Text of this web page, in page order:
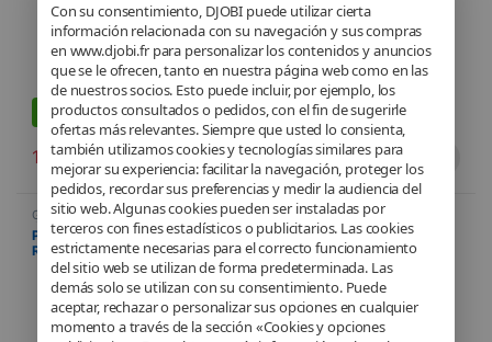
Con su consentimiento, DJOBI puede utilizar cierta
información relacionada con su navegación y sus compras
en www.djobi.fr para personalizar los contenidos y anuncios
que se le ofrecen, tanto en nuestra página web como en las
de nuestros socios. Esto puede incluir, por ejemplo, los
productos consultados o pedidos, con el fin de sugerirle
ofertas más relevantes. Siempre que usted lo consienta,
también utilizamos cookies y tecnologías similares para
mejorar su experiencia: facilitar la navegación, proteger los
pedidos, recordar sus preferencias y medir la audiencia del
sitio web. Algunas cookies pueden ser instaladas por
terceros con fines estadísticos o publicitarios. Las cookies
estrictamente necesarias para el correcto funcionamiento
del sitio web se utilizan de forma predeterminada. Las
demás solo se utilizan con su consentimiento. Puede
aceptar, rechazar o personalizar sus opciones en cualquier
momento a través de la sección «Cookies y opciones
14%
1.806,84€ 899,64€
Gaming,Informática,
Ordenadores,Ordenadores para
juegos ,Preensamblado
PC NIGHT – Processeur AMD
Ryzen 5 5500 – RTX 3050 8 Go
– 16 Go DDR4 – SSD 500 Go –
Boîtier Deepcool Matrexx 55
Fijo,Gaming,Informática
Ordenadores , Ordenadores para
Preensamblado
PC Gamer – Processeur Intel
Core i5-12400F – Nvidia
GeForce RTX 4060 – 16 Go
RAM – 512 Go SSD